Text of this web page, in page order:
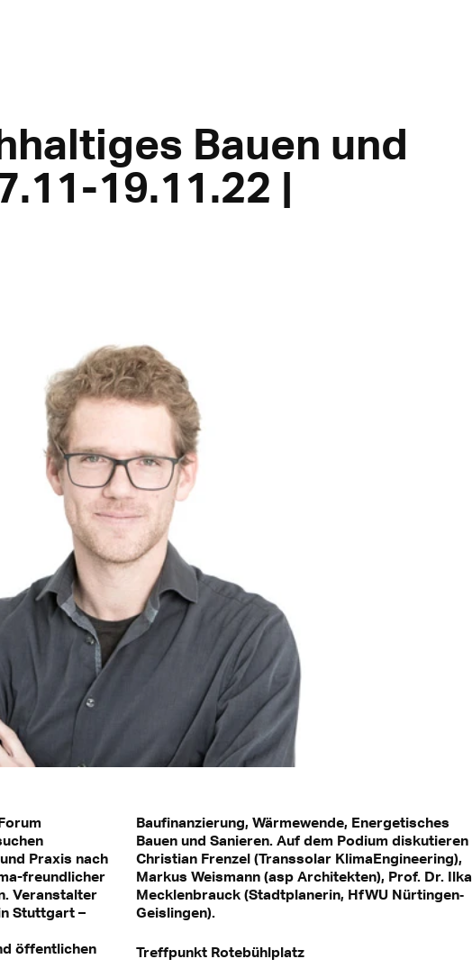
Bauen und
19.11.22 |
Praxis nach
freundlicher
Veranstalter
Stuttgart –
öffentlichen
Baufinanzierung, Wärmewende, Energetisches
Bauen und Sanieren. Auf dem Podium diskutieren
Christian Frenzel (Transsolar KlimaEngineering),
Markus Weismann (asp Architekten), Prof. Dr. Ilka
Mecklenbrauck (Stadtplanerin, HfWU Nürtingen‐
Geislingen).
Treffpunkt Rotebühlplatz